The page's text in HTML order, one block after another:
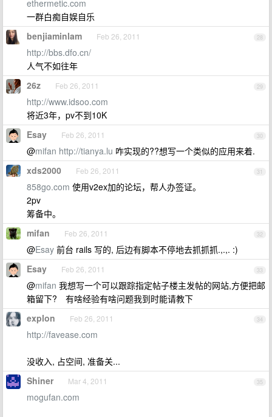
ethermetic.com
一群白痴自娱自乐
28
benjiaminlam Feb 26, 2011
http://bbs.dfo.cn/
人气不如往年
29
26z Feb 26, 2011
http://www.idsoo.com
将近3年，pv不到10K
30
Esay Feb 26, 2011
@mifan http://tianya.lu 咋实现的??想写一个类似的应用来着.
31
xds2000 Feb 26, 2011
858go.com 使用v2ex加的论坛，帮人办签证。
2pv
筹备中。
32
mifan Feb 26, 2011
@Esay 前台 rails 写的, 后边有脚本不停地去抓抓抓.,.,. :)
33
Esay Feb 26, 2011
@mifan 我想写一个可以跟踪指定帖子楼主发帖的网站,方便把邮
箱留下? 有啥经验有啥问题我到时能请教下
34
explon Feb 26, 2011
http://favease.com
没收入, 占空间, 准备关...
35
Shiner Mar 4, 2011
mogufan.com